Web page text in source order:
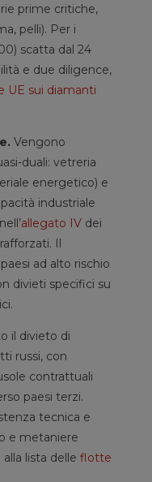
prime critiche,
pelli). Per i
scatta dal 24
e due diligence,
UE sui diamanti
Vengono
duali: vetreria
energetico) e
industriale
allegato IV dei
Il
ad alto rischio
divieti specifici su
il divieto di
russi, con
contrattuali
paesi terzi.
tecnica e
e metaniere
lista delle flotte